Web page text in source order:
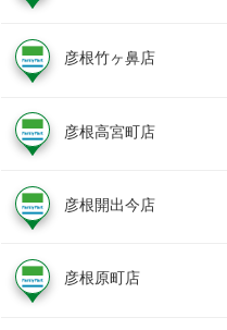
彦根竹ヶ鼻店
彦根高宮町店
彦根開出今店
彦根原町店